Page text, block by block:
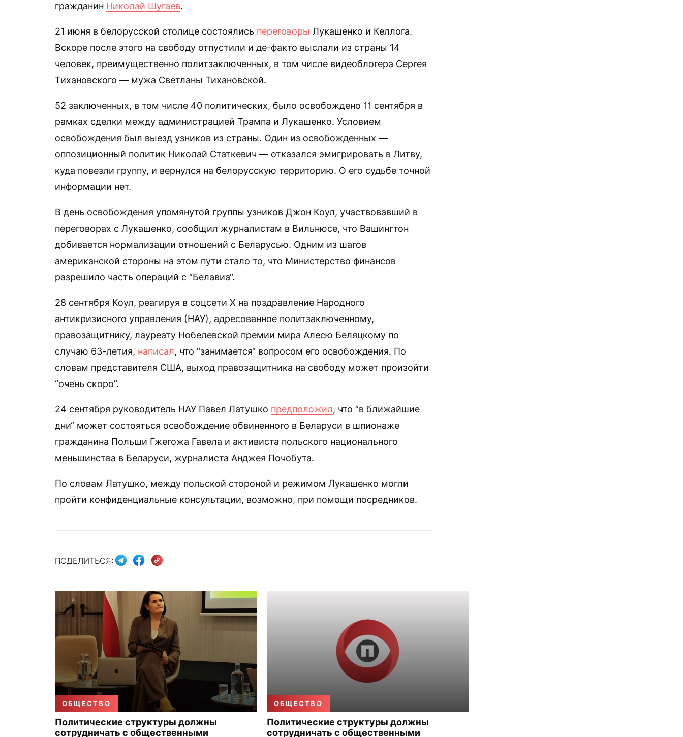
гражданин Николай Шугаев.
21 июня в белорусской столице состоялись переговоры Лукашенко и Келлога.
Вскоре после этого на свободу отпустили и де-факто выслали из страны 14
человек, преимущественно политзаключенных, в том числе видеоблогера Сергея
Тихановского — мужа Светланы Тихановской.
52 заключенных, в том числе 40 политических, было освобождено 11 сентября в
рамках сделки между администрацией Трампа и Лукашенко. Условием
освобождения был выезд узников из страны. Один из освобожденных —
оппозиционный политик Николай Статкевич — отказался эмигрировать в Литву,
куда повезли группу, и вернулся на белорусскую территорию. О его судьбе точной
информации нет.
В день освобождения упомянутой группы узников Джон Коул, участвовавший в
переговорах с Лукашенко, сообщил журналистам в Вильнюсе, что Вашингтон
добивается нормализации отношений с Беларусью. Одним из шагов
американской стороны на этом пути стало то, что Министерство финансов
разрешило часть операций с “Белавиа“.
28 сентября Коул, реагируя в соцсети Х на поздравление Народного
антикризисного управления (НАУ), адресованное политзаключенному,
правозащитнику, лауреату Нобелевской премии мира Алесю Беляцкому по
случаю 63-летия, написал, что “занимается“ вопросом его освобождения. По
словам представителя США, выход правозащитника на свободу может произойти
“очень скоро”.
24 сентября руководитель НАУ Павел Латушко предположил, что “в ближайшие
дни“ может состояться освобождение обвиненного в Беларуси в шпионаже
гражданина Польши Гжегожа Гавела и активиста польского национального
меньшинства в Беларуси, журналиста Анджея Почобута.
По словам Латушко, между польской стороной и режимом Лукашенко могли
пройти конфиденциальные консультации, возможно, при помощи посредников.
ПОДЕЛИТЬСЯ:
ОБЩЕСТВО
Политические структуры должны
сотрудничать с общественными
ОБЩЕСТВО
Политические структуры должны
сотрудничать с общественными